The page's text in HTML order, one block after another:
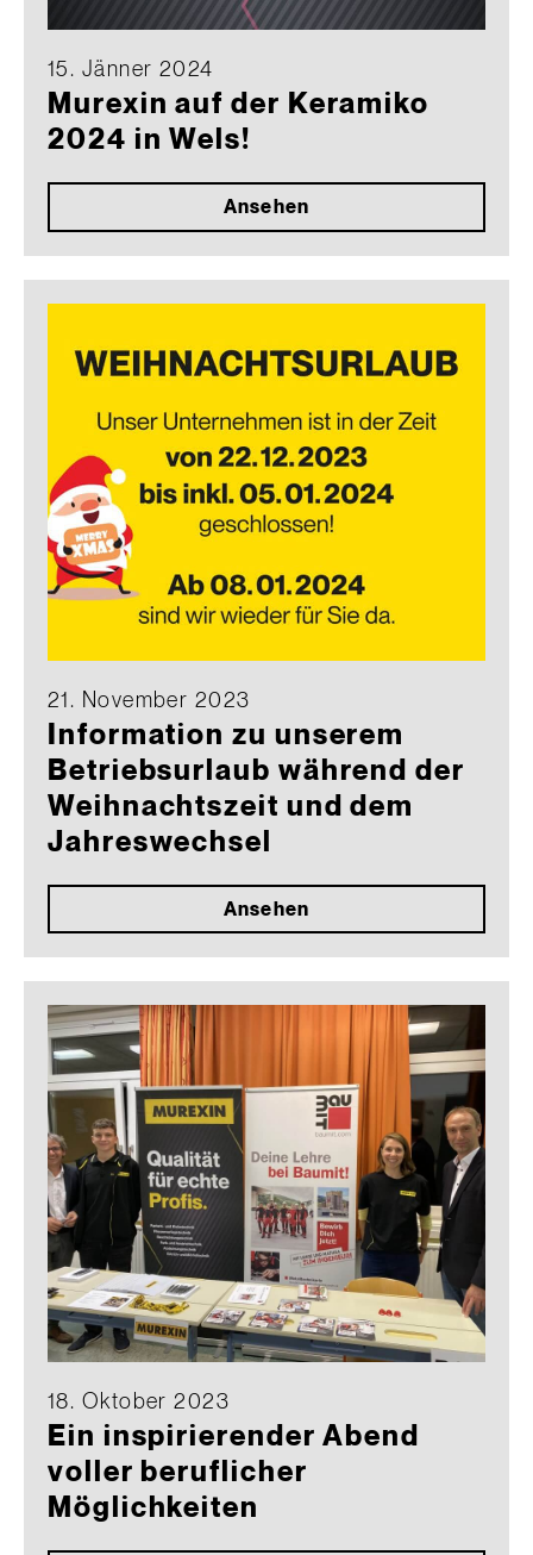
15. Jänner 2024
Murexin auf der Keramiko
2024 in Wels!
Ansehen
21. November 2023
Information zu unserem
Betriebsurlaub während der
Weihnachtszeit und dem
Jahreswechsel
Ansehen
18. Oktober 2023
Ein inspirierender Abend
voller beruflicher
Möglichkeiten